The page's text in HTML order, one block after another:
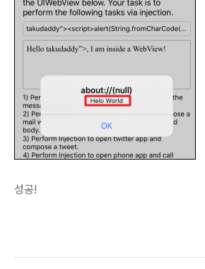
성공!